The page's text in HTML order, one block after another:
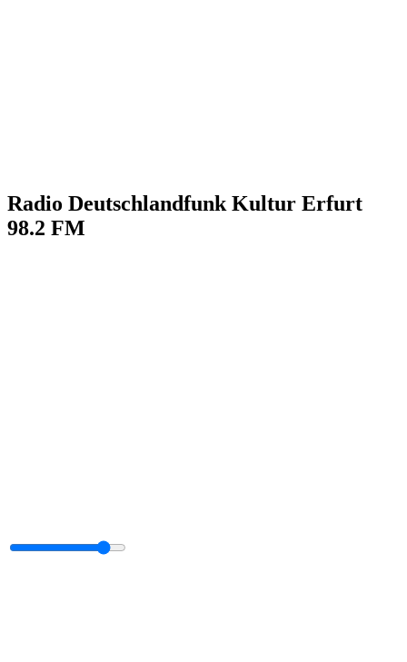
Radio Deutschlandfunk Kultur Erfurt
98.2 FM